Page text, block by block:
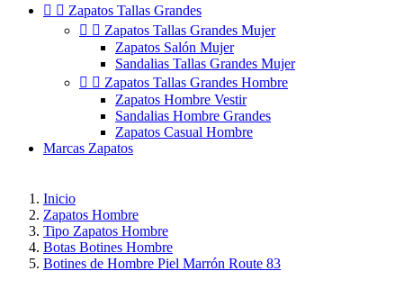
  Zapatos Tallas Grandes
  Zapatos Tallas Grandes Mujer
Zapatos Salón Mujer
Sandalias Tallas Grandes Mujer
  Zapatos Tallas Grandes Hombre
Zapatos Hombre Vestir
Sandalias Hombre Grandes
Zapatos Casual Hombre
Marcas Zapatos
Inicio
Zapatos Hombre
Tipo Zapatos Hombre
Botas Botines Hombre
Botines de Hombre Piel Marrón Route 83